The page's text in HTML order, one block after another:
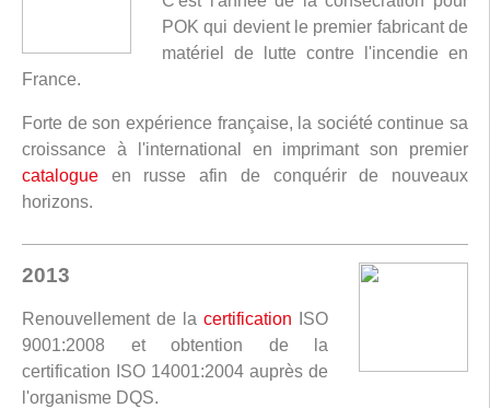
POK qui devient le premier fabricant de
matériel de lutte contre l'incendie en
France.
Forte de son expérience française, la société continue sa
croissance à l'international en imprimant son premier
catalogue en russe afin de conquérir de nouveaux
horizons.
2013
Renouvellement de la certification ISO
9001:2008 et obtention de la
certification ISO 14001:2004 auprès de
l'organisme DQS.